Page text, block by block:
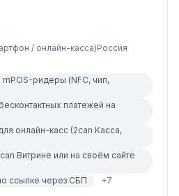
/ онлайн-касса)Россия
ридеры (NFC, чип,
платежей на
онлайн-касс (2can Касса,
Витрине или на своём сайте
ссылке через СБП
+7